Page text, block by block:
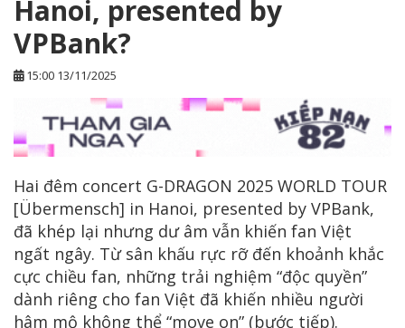
Hanoi, presented by
VPBank?
15:00 13/11/2025
Hai đêm concert G-DRAGON 2025 WORLD TOUR
[Übermensch] in Hanoi, presented by VPBank,
đã khép lại nhưng dư âm vẫn khiến fan Việt
ngất ngây. Từ sân khấu rực rỡ đến khoảnh khắc
cực chiều fan, những trải nghiệm “độc quyền”
dành riêng cho fan Việt đã khiến nhiều người
hâm mộ không thể “move on” (bước tiếp).